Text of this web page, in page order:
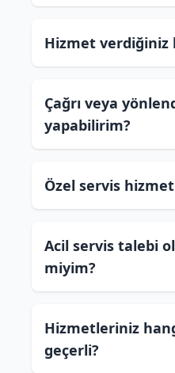
Hizmet verdiğiniz
Çağrı veya
yapabilirim?
Özel servis
Acil servis talebi
miyim?
Hizmetleriniz
geçerli?